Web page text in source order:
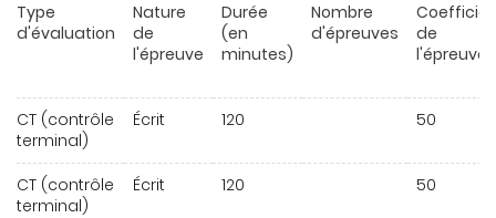
Type
d'évaluation
Nature
de
l'épreuve
Durée
(en
minutes)
Nombre
d'épreuves
de
l'épreuve
CT (contrôle
terminal)
Écrit 120 50
CT (contrôle
terminal)
Écrit 120 50